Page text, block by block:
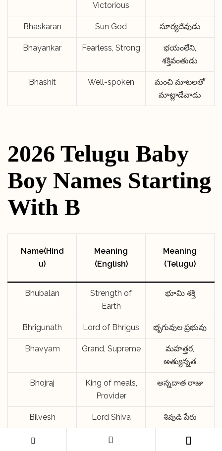
Victorious
Bhaskaran Sun God సూర్యదేవుడు
Bhayankar Fearless, Strong
భయంలేని,
శక్తివంతుడు
Bhashit Well-spoken
మంచి మాటలతో
మాట్లాడేవాడు
2026 Telugu Baby
Boy Names Starting
With B
Name(Hind
u)
Meaning
(English)
Meaning
(Telugu)
Bhubalan
Strength of
Earth
భూమి శక్తి
Bhrigunath Lord of Bhrigus భృగువుల ప్రభువు
Bhavyam Grand, Supreme
మహత్తర,
అత్యున్నత
Bhojraj
King of meals,
Provider
అన్నదాత రాజు
Bilvesh Lord Shiva శివుడి పేరు
Bharatwaj Sage, Learned ఋషి పేరు